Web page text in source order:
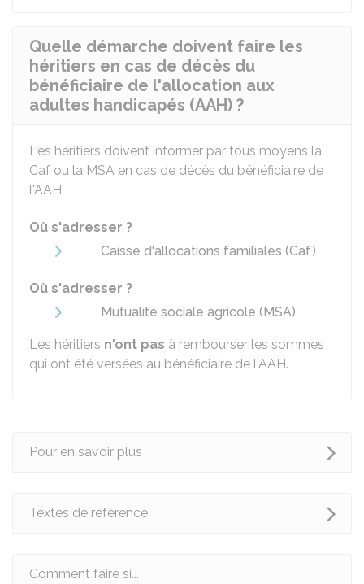
Quelle démarche doivent faire les
héritiers en cas de décès du
bénéficiaire de l'allocation aux
adultes handicapés (AAH) ?
Les héritiers doivent informer par tous moyens la
Caf ou la MSA en cas de décès du bénéficiaire de
l'AAH.
Où s'adresser ?
Caisse d'allocations familiales (Caf)
Où s'adresser ?
Mutualité sociale agricole (MSA)
Les héritiers n'ont pas à rembourser les sommes
qui ont été versées au bénéficiaire de l'AAH.
Pour en savoir plus
Textes de référence
Comment faire si...